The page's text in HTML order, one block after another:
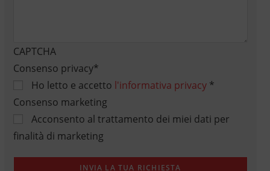
CAPTCHA
Consenso privacy*
Ho letto e accetto l'informativa privacy*
Consenso marketing
Acconsento al trattamento dei miei dati per
finalità di marketing